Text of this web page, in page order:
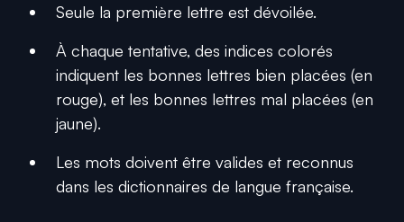
Seule la première lettre est dévoilée.
À chaque tentative, des indices colorés
indiquent les bonnes lettres bien placées (en
rouge), et les bonnes lettres mal placées (en
jaune).
Les mots doivent être valides et reconnus
dans les dictionnaires de langue française.